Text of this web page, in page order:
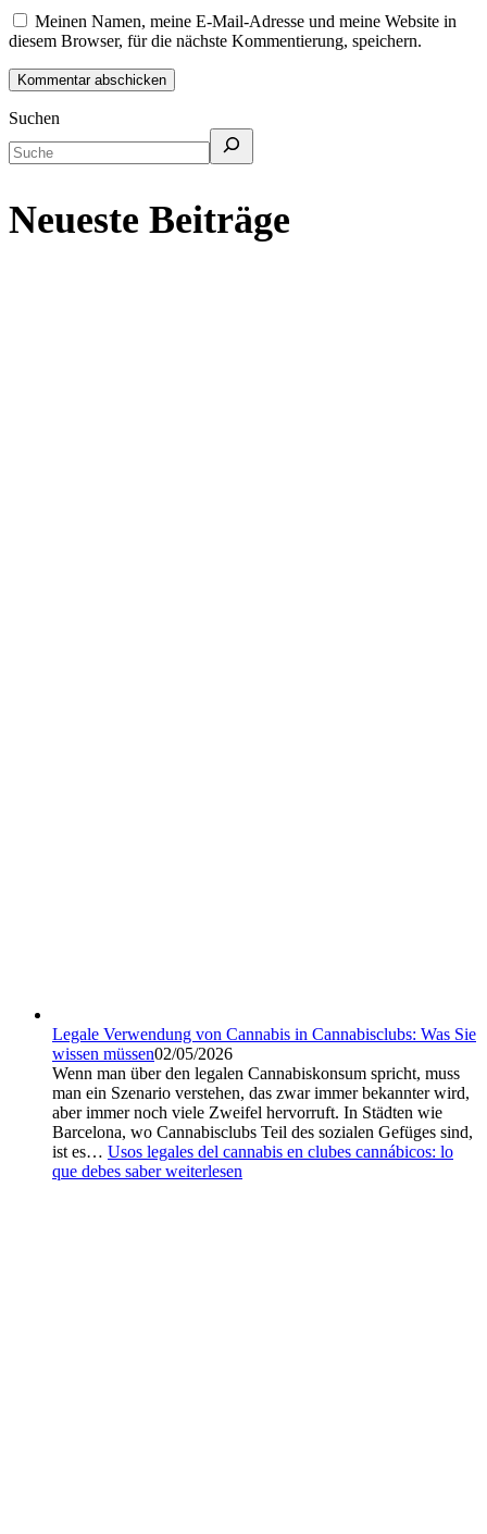
Meinen Namen, meine E-Mail-Adresse und meine Website in
diesem Browser, für die nächste Kommentierung, speichern.
Suchen
Neueste Beiträge
Legale Verwendung von Cannabis in Cannabisclubs: Was Sie
wissen müssen02/05/2026
Wenn man über den legalen Cannabiskonsum spricht, muss
man ein Szenario verstehen, das zwar immer bekannter wird,
aber immer noch viele Zweifel hervorruft. In Städten wie
Barcelona, wo Cannabisclubs Teil des sozialen Gefüges sind,
ist es… Usos legales del cannabis en clubes cannábicos: lo
que debes saberweiterlesen